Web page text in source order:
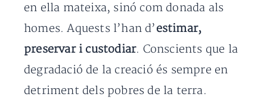
en ella mateixa, sinó com donada als
homes. Aquests l’han d’estimar,
preservar i custodiar. Conscients que la
degradació de la creació és sempre en
detriment dels pobres de la terra.